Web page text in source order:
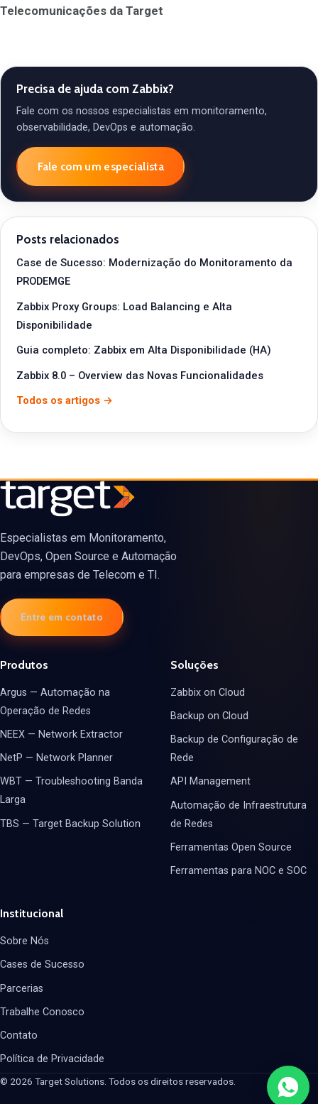
Telecomunicações da Target
Precisa de ajuda com Zabbix?
Fale com os nossos especialistas em monitoramento,
observabilidade, DevOps e automação.
Fale com um especialista
Posts relacionados
Case de Sucesso: Modernização do Monitoramento da
PRODEMGE
Zabbix Proxy Groups: Load Balancing e Alta
Disponibilidade
Guia completo: Zabbix em Alta Disponibilidade (HA)
Zabbix 8.0 – Overview das Novas Funcionalidades
Todos os artigos →
Especialistas em Monitoramento,
DevOps, Open Source e Automação
para empresas de Telecom e TI.
Entre em contato
Produtos
Argus — Automação na
Operação de Redes
NEEX — Network Extractor
NetP — Network Planner
WBT — Troubleshooting Banda
Larga
TBS — Target Backup Solution
Soluções
Zabbix on Cloud
Backup on Cloud
Backup de Configuração de
Rede
API Management
Automação de Infraestrutura
de Redes
Ferramentas Open Source
Ferramentas para NOC e SOC
Institucional
Sobre Nós
Cases de Sucesso
Parcerias
Trabalhe Conosco
Contato
Política de Privacidade
© 2026 Target Solutions. Todos os direitos reservados.